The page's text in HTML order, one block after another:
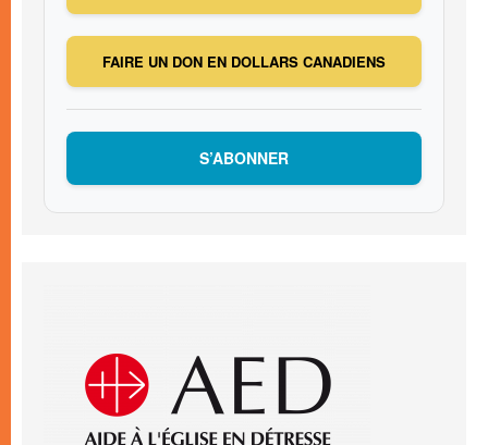
FAIRE UN DON EN DOLLARS CANADIENS
S’ABONNER